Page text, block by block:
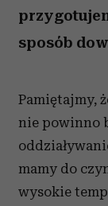
sposób
Pamiętajmy,
nie powinno
mamy do
wysokie